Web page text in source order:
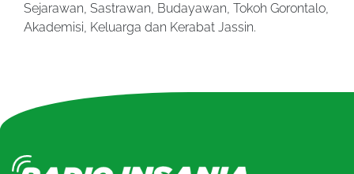
Sejarawan, Sastrawan, Budayawan, Tokoh Gorontalo,
Akademisi, Keluarga dan Kerabat Jassin.